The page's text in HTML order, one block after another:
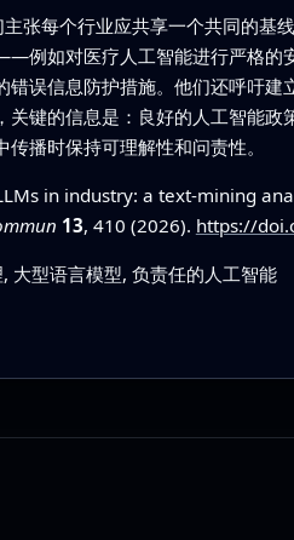
张每个行业应共享一个共同的
例如对医疗人工智能进行严格的
误信息防护措施。他们还呼吁
键的信息是：良好的人工智能
播时保持可理解性和问责性。
in industry: a text-mining
13, 410 (2026). https://
大型语言模型, 负责任的人工智能